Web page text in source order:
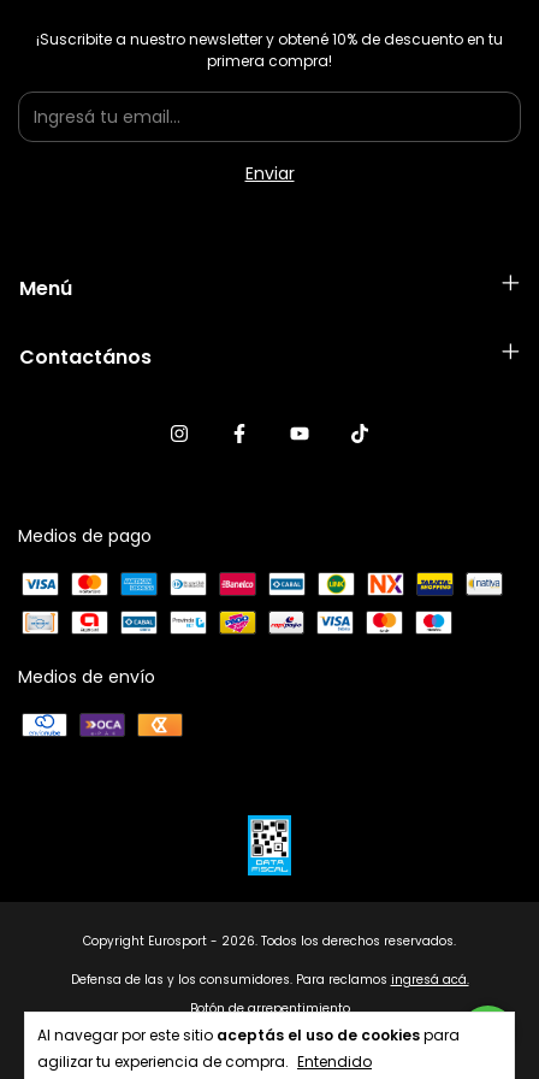
Al navegar por este sitio aceptás el uso de cookiespara
agilizar tu experiencia de compra. Entendido
¡Suscribite a nuestro newsletter y obtené 10% de descuento en tu
primera compra!
Menú
Contactános
Medios de pago
Medios de envío
Copyright Eurosport - 2026. Todos los derechos reservados.
Defensa de las y los consumidores. Para reclamos ingresá acá.
Botón de arrepentimiento